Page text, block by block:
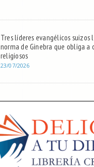
Tres líderes evangélicos
norma de Ginebra que obliga a
religiosos
23/07/2026